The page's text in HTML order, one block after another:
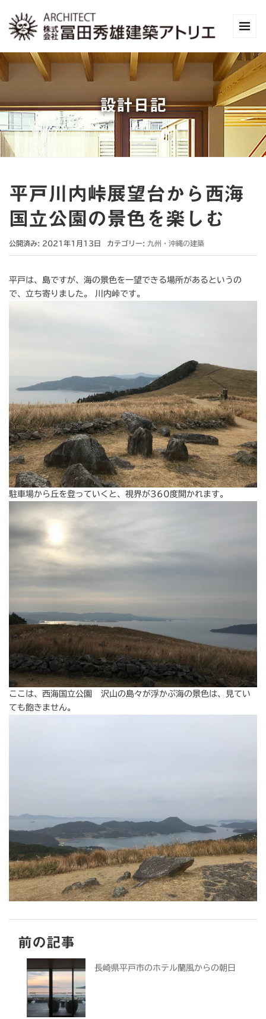
設計日記
平戸川内峠展望台から西海
国立公園の景色を楽しむ
公開済み: 2021年1月13日 カテゴリー: 九州・沖縄の建築
平戸は、島ですが、海の景色を一望できる場所があるというの
で、立ち寄りました。 川内峠です。
駐車場から丘を登っていくと、視界が360度開かれます。
ここは、西海国立公園 沢山の島々が浮かぶ海の景色は、見てい
ても飽きません。
前の記事
長崎県平戸市のホテル蘭風からの朝日